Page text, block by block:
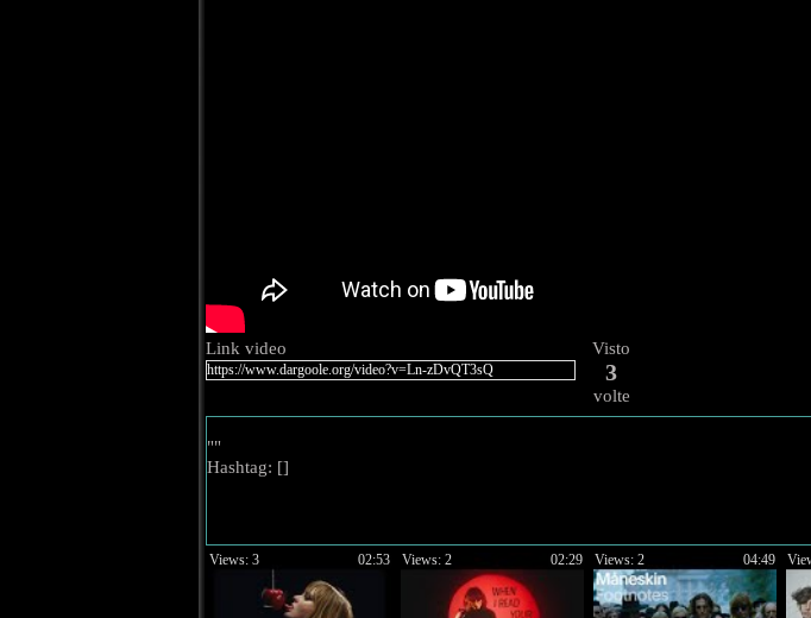
Link video Visto
3
volte
""
Hashtag: []
02:53
Views: 3 02:29
Views: 2 04:49
Views: 2